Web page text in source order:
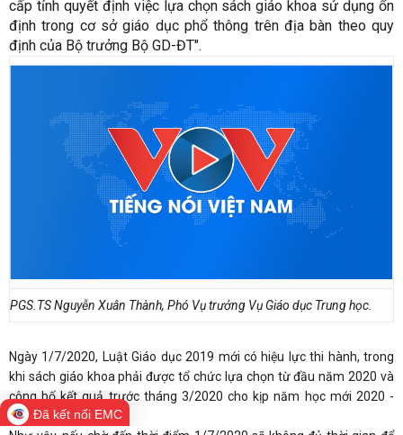
cấp tỉnh quyết định việc lựa chọn sách giáo khoa sử dụng ổn
định trong cơ sở giáo dục phổ thông trên địa bàn theo quy
định của Bộ trưởng Bộ GD-ĐT".
PGS.TS Nguyễn Xuân Thành, Phó Vụ trưởng Vụ Giáo dục Trung học.
Ngày 1/7/2020, Luật Giáo dục 2019 mới có hiệu lực thi hành, trong
khi sách giáo khoa phải được tổ chức lựa chọn từ đầu năm 2020 và
công bố kết quả trước tháng 3/2020 cho kịp năm học mới 2020 -
2021.Đã kết nối EMC